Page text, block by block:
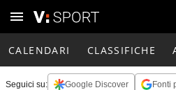
CALENDARI CLASSIFICHE
Seguici su: Google Discover Fonti